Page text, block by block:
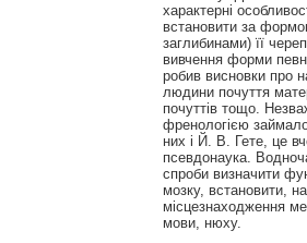
характерні
встановити за
заглибинами) її
вивчення форми
робив висновки про
людини почуття
почуттів тощо.
френологією
них і Й. В. Гете, це
псевдонаука.
спроби визначити
мозку, встановити,
місцезнаходження
мови, нюху.